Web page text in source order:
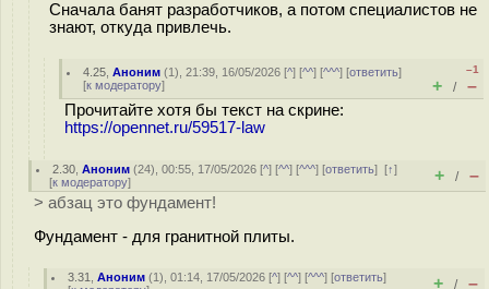
Сначала банят разработчиков, а потом специалистов не
знают, откуда привлечь.
4.25 ,Аноним (1), 21:39, 16/05/2026 [^] [^^] [^^^] [ответить]
[к модератору]
–1
+ / –
Прочитайте хотя бы текст на скрине:
https://opennet.ru/59517-law
2.30 ,Аноним (24), 00:55, 17/05/2026 [^] [^^] [^^^] [ответить][↑]
[к модератору] + / –
> абзац это фундамент!
Фундамент - для гранитной плиты.
3.31 ,Аноним (1), 01:14, 17/05/2026 [^] [^^] [^^^] [ответить]
+ / –